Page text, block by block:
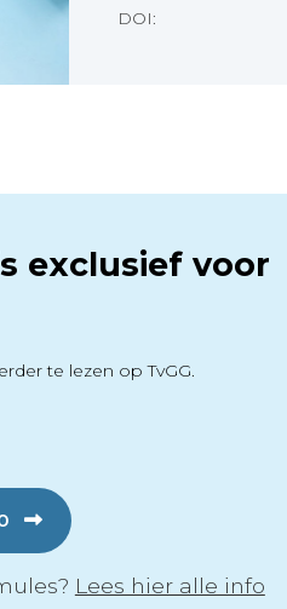
DOI:
exclusief voor
te lezen op TvGG.
Lees hier alle info